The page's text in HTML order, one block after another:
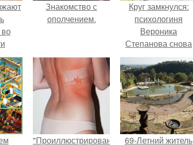
Знакомство с
ополчением.
Круг замкнулся:
психологиня
Вероника
Степанова снова
вышла замуж за
собственного
бывшего мужа.
"Проиллюстрированные69-Летний житель